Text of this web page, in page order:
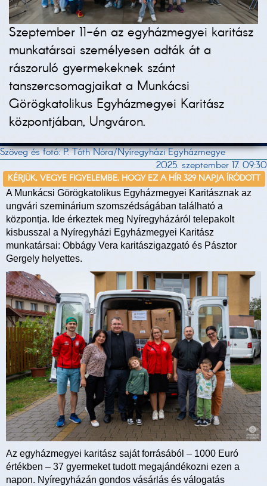
Szeptember 11-én az egyházmegyei karitász
munkatársai személyesen adták át a
rászoruló gyermekeknek szánt
tanszercsomagjaikat a Munkácsi
Görögkatolikus Egyházmegyei Karitász
központjában, Ungváron.
Szöveg és fotó: P. Tóth Nóra/Nyíregyházi Egyházmegye
2025. szeptember 17. 09:30
KÉRJÜK, VEGYE FIGYELEMBE, HOGY EZ A HÍR 329 NAPJA ÍRÓDOTT
A Munkácsi Görögkatolikus Egyházmegyei Karitásznak az
ungvári szeminárium szomszédságában található a
központja. Ide érkeztek meg Nyíregyházáról telepakolt
kisbusszal a Nyíregyházi Egyházmegyei Karitász
munkatársai: Obbágy Vera karitászigazgató és Pásztor
Gergely helyettes.
Az egyházmegyei karitász saját forrásából – 1000 Euró
értékben – 37 gyermeket tudott megajándékozni ezen a
napon. Nyíregyházán gondos vásárlás és válogatás